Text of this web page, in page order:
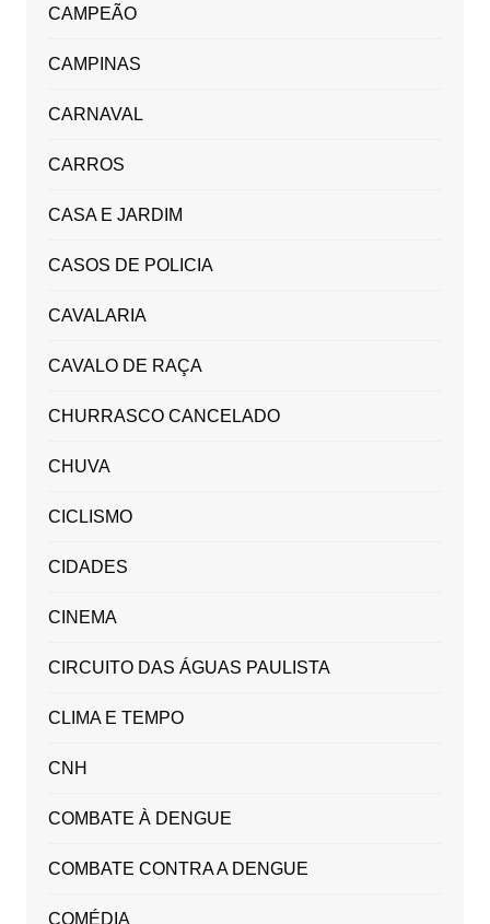
CAMPEÃO
CAMPINAS
CARNAVAL
CARROS
CASA E JARDIM
CASOS DE POLICIA
CAVALARIA
CAVALO DE RAÇA
CHURRASCO CANCELADO
CHUVA
CICLISMO
CIDADES
CINEMA
CIRCUITO DAS ÁGUAS PAULISTA
CLIMA E TEMPO
CNH
COMBATE À DENGUE
COMBATE CONTRA A DENGUE
COMÉDIA